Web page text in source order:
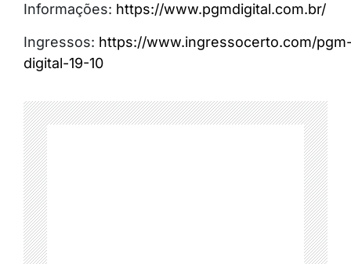
Informações: https://www.pgmdigital.com.br/
Ingressos: https://www.ingressocerto.com/
digital-19-10